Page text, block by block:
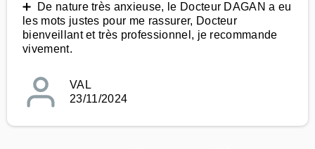
➕ De nature très anxieuse, le Docteur DAGAN a eu
les mots justes pour me rassurer, Docteur
bienveillant et très professionnel, je recommande
vivement.
VAL
23/11/2024